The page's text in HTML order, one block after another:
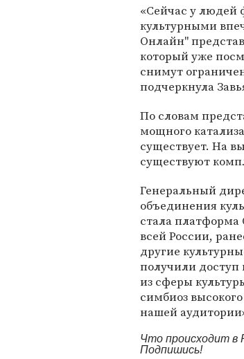
«Сейчас у людей
культурными
Онлайн"
который уже
снимут
подчеркнула
По словам
мощного
существует. На
существуют
Генеральный
объединения
стала платформа
всей России,
другие
получили доступ
из сферы
симбиоз
нашей
Что происходит в
Подпишись!